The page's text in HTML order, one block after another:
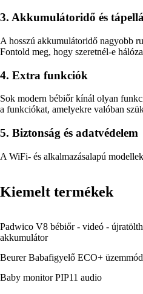
3. Akkumulátoridő és
A hosszú akkumulátoridő nagyobb
Fontold meg, hogy szeretnél-e
4. Extra funkciók
Sok modern bébiőr kínál olyan
a funkciókat, amelyekre valóban
5. Biztonság és adatvédelem
A WiFi- és alkalmazásalapú
Kiemelt termékek
Padwico V8 bébiőr - videó -
akkumulátor
Beurer Babafigyelő ECO+
Baby monitor PIP11 audio